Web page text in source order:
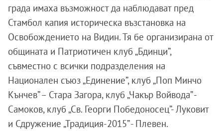
града имаха възможност да наблюдават пред
Стамбол капия историческа възстановка на
Освобождението на Видин. Тя бе организирана от
общината и Патриотичен клуб „Бдинци”,
съвместно с всички подразделения на
Национален съюз „Единение”, клуб „Поп Минчо
Кънчев” – Стара Загора, клуб „Чакър Войвода” -
Самоков, клуб „Св. Георги Победоносец”- Луковит
и Сдружение „Традиция-2015” - Плевен.